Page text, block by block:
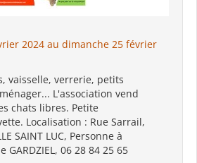
2024 au dimanche 25 février
vaisselle, verrerie, petits
L'association vend
chats libres. Petite
Localisation : Rue Sarrail,
SAINT LUC, Personne à
GARDZIEL, 06 28 84 25 65